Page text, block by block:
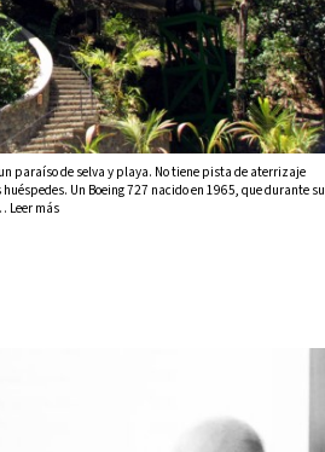
paraíso de selva y playa. No tiene pista de aterrizaje
Un Boeing 727 nacido en 1965, que durante su
Leer más